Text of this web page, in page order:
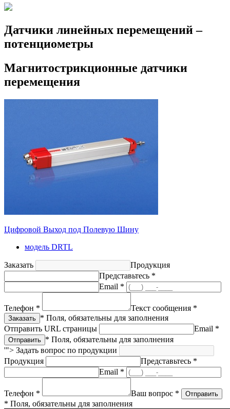
Датчики линейных перемещений –
потенциометры
Магнитострикционные датчики
перемещения
Цифровой Выход под Полевую Шину
модель DRTL
Заказать
Продукция
Представьтесь *
Email *
Телефон *
Текст сообщения *
* Поля, обязательны для заполнения
Отправить URL страницы
Email *
* Поля, обязательны для заполнения
'"> Задать вопрос по продукции
Продукция
Представьтесь *
Email *
Телефон *
Ваш вопрос *
* Поля, обязательны для заполнения